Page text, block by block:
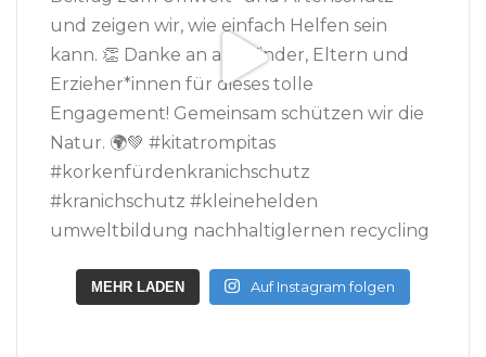
MEHR LADEN Auf Instagram folgen